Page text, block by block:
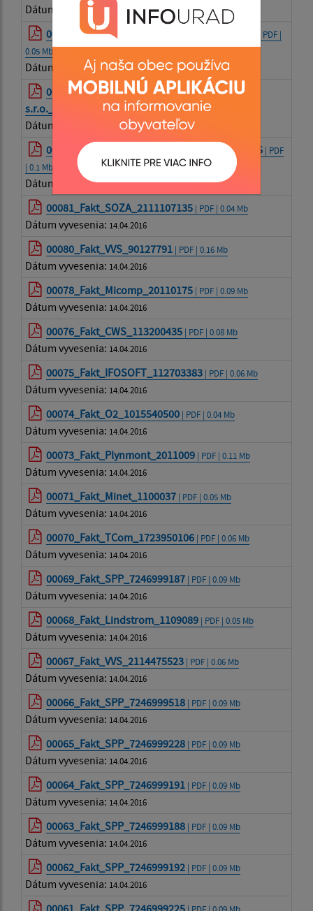
Dátum vyvesenia:14.04.2016
00084_Fakt_Autoservis Milan Hricik_2011002
| PDF |
0.05 Mb
Dátum vyvesenia:14.04.2016
00083_Fakt_LE CHEQUE DEJEUNER
s.r.o._8101034266| PDF | 0.05 Mb
Dátum vyvesenia: 14.04.2016
00082_Fakt_Orange_5115841561_5115801185 | PDF
| 0.1 Mb
Dátum vyvesenia:14.04.2016
00081_Fakt_SOZA_2111107135 | PDF | 0.04 Mb
Dátum vyvesenia: 14.04.2016
00080_Fakt_VVS_90127791 | PDF | 0.16 Mb
Dátum vyvesenia: 14.04.2016
00078_Fakt_Micomp_20110175 | PDF | 0.09 Mb
Dátum vyvesenia: 14.04.2016
00076_Fakt_CWS_113200435 | PDF | 0.08 Mb
Dátum vyvesenia: 14.04.2016
00075_Fakt_IFOSOFT_112703383 | PDF | 0.06 Mb
Dátum vyvesenia: 14.04.2016
00074_Fakt_O2_1015540500 | PDF | 0.04 Mb
Dátum vyvesenia: 14.04.2016
00073_Fakt_Plynmont_2011009 | PDF | 0.11 Mb
Dátum vyvesenia: 14.04.2016
00071_Fakt_Minet_1100037 | PDF | 0.05 Mb
Dátum vyvesenia: 14.04.2016
00070_Fakt_TCom_1723950106 | PDF | 0.06 Mb
Dátum vyvesenia: 14.04.2016
00069_Fakt_SPP_7246999187 | PDF | 0.09 Mb
Dátum vyvesenia: 14.04.2016
00068_Fakt_Lindstrom_1109089 | PDF | 0.05 Mb
Dátum vyvesenia: 14.04.2016
00067_Fakt_VVS_2114475523 | PDF | 0.06 Mb
Dátum vyvesenia: 14.04.2016
00066_Fakt_SPP_7246999518 | PDF | 0.09 Mb
Dátum vyvesenia: 14.04.2016
00065_Fakt_SPP_7246999228 | PDF | 0.09 Mb
Dátum vyvesenia: 14.04.2016
00064_Fakt_SPP_7246999191 | PDF | 0.09 Mb
Dátum vyvesenia: 14.04.2016
00063_Fakt_SPP_7246999188 | PDF | 0.09 Mb
Dátum vyvesenia: 14.04.2016
00062_Fakt_SPP_7246999192 | PDF | 0.09 Mb
Dátum vyvesenia: 14.04.2016